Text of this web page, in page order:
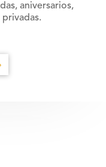
aniversarios,